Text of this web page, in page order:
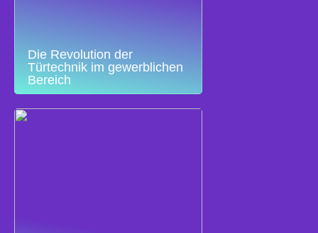
Die Revolution der
Türtechnik im gewerblichen
Bereich